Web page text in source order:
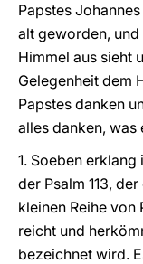
Papstes
alt geworden,
Himmel aus sieht
Gelegenheit dem
Papstes danken
alles danken, was
1. Soeben
der Psalm 113,
kleinen Reihe von
reicht und
bezeichnet wird.